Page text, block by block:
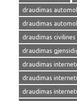
draudimas
draudimas
draudimas
draudimas
draudimas
draudimas
draudimas